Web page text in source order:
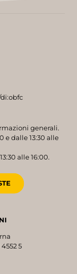
generali.
e dalle 13:30 alle
alle 16:00.
5